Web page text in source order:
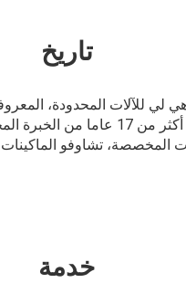
تاريخ
غوانغتشو هي لي للآلات
لاعب بارز في صناعة قطع قطع
المخصصة، تشاوفو الماكينات
خدمة